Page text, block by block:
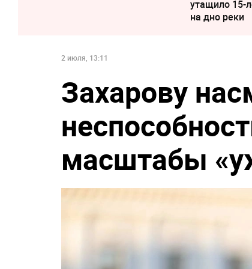
утащило 15-
на дно реки
2 июля, 13:11
Захарову
масштабы